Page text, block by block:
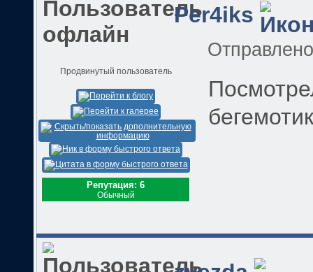
Per4iks
Продвинутый пользователь
Репутация: 6
Обычный